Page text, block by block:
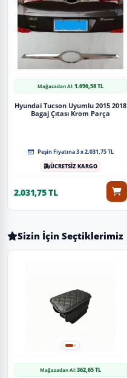
Mağazadan Al:1.696,58 TL
Hyundai Tucson Uyumlu 2015 2018
Bagaj Çıtası Krom Parça
Peşin Fiyatına 3 x 2.031,75 TL
ÜCRETSİZ KARGO
2.031,75 TL
Sizin İçin Seçtiklerimiz
Mağazadan Al:362,65 TL